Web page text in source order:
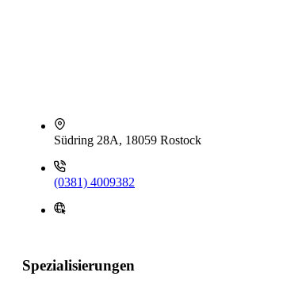
Südring 28A, 18059 Rostock
(0381) 4009382
Spezialisierungen